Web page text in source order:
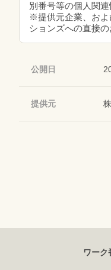
別番号等の個人関連
※提供元企業、およ
ションズへの直接の
公開日
提供元
ワーク